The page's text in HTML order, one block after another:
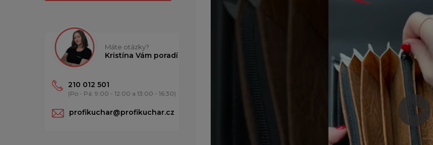
Máte otázky?
Kristína Vám poradí
210 012 501
(Po - Pá: 9:00 - 12:00 a 13:00 - 16:30)
profikuchar@profikuchar.cz